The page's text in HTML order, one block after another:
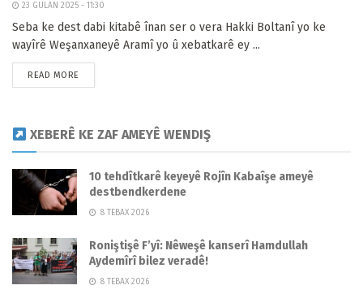
23 GULAN 2025 - 11:30
Seba ke dest dabi kitabê înan ser o vera Hakki Boltanî yo ke
wayîrê Weşanxaneyê Aramî yo û xebatkarê ey ...
READ MORE
XEBERÊ KE ZAF AMEYÊ WENDIŞ
10 tehdîtkarê keyeyê Rojîn Kabaîşe ameyê
destbendkerdene
8 TEBAX 2026
Roniştişê F’yî: Nêweşê kanserî Hamdullah
Aydemîrî bilez veradê!
8 TEBAX 2026